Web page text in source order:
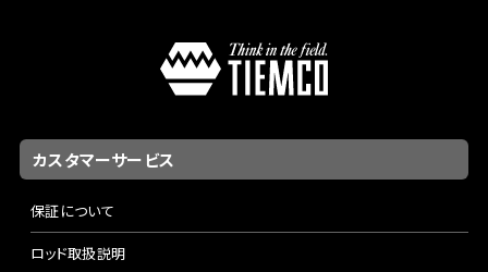
カスタマーサービス
保証について
ロッド取扱説明